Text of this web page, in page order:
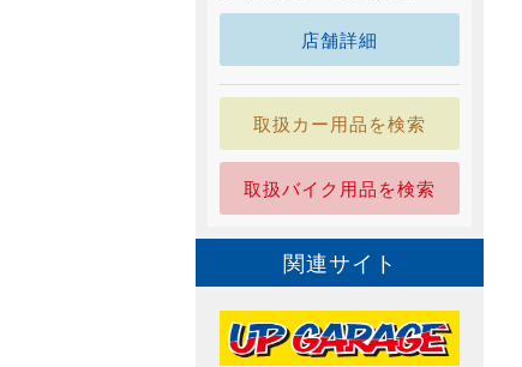
店舗詳細
取扱カー用品を検索
取扱バイク用品を検索
関連サイト